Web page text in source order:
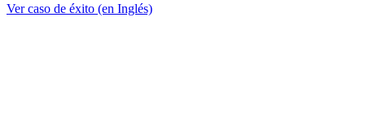
Ver caso de éxito (en Inglés)